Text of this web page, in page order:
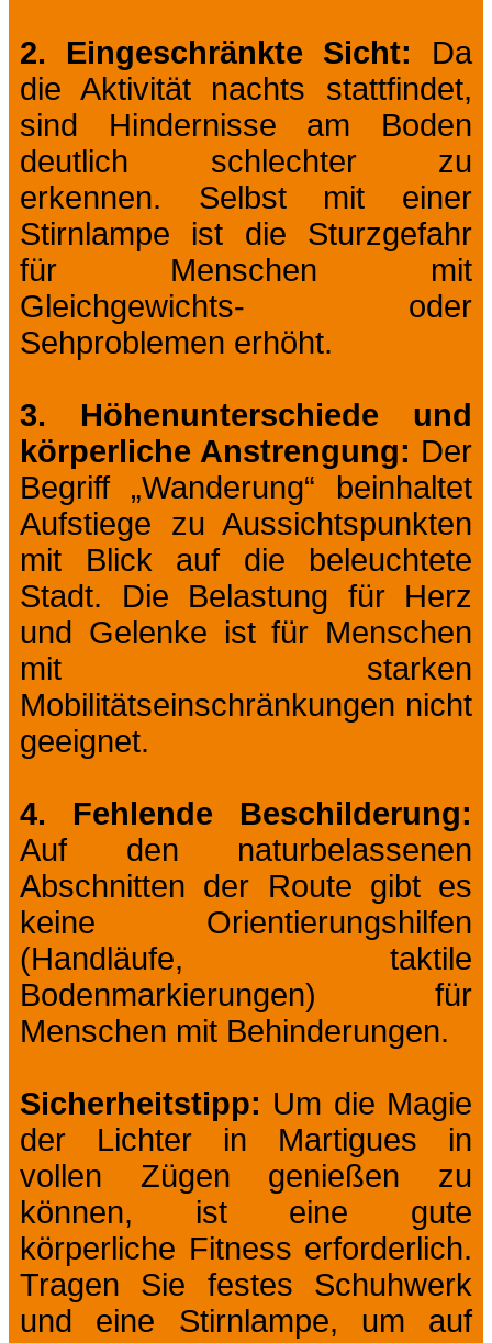
2. Eingeschränkte Sicht: Da
die Aktivität nachts stattfindet,
sind Hindernisse am Boden
deutlich schlechter zu
erkennen. Selbst mit einer
Stirnlampe ist die Sturzgefahr
für Menschen mit
Gleichgewichts- oder
Sehproblemen erhöht.
3. Höhenunterschiede und
körperliche Anstrengung: Der
Begriff „Wanderung“ beinhaltet
Aufstiege zu Aussichtspunkten
mit Blick auf die beleuchtete
Stadt. Die Belastung für Herz
und Gelenke ist für Menschen
mit starken
Mobilitätseinschränkungen nicht
geeignet.
4. Fehlende Beschilderung:
Auf den naturbelassenen
Abschnitten der Route gibt es
keine Orientierungshilfen
(Handläufe, taktile
Bodenmarkierungen) für
Menschen mit Behinderungen.
Sicherheitstipp: Um die Magie
der Lichter in Martigues in
vollen Zügen genießen zu
können, ist eine gute
körperliche Fitness erforderlich.
Tragen Sie festes Schuhwerk
und eine Stirnlampe, um auf